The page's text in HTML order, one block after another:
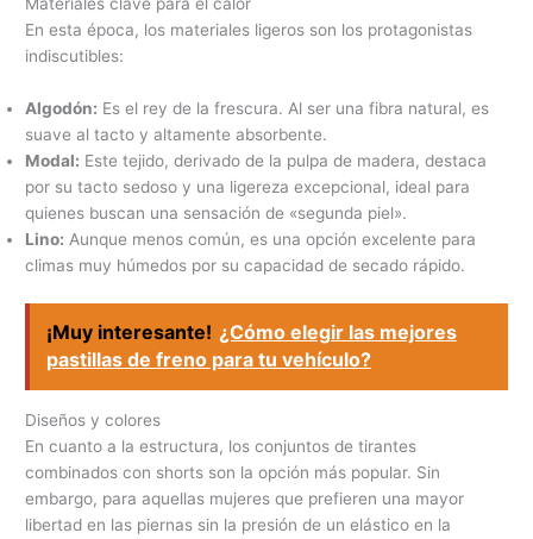
En esta época, los materiales ligeros son los protagonistas
indiscutibles:
Algodón: Es el rey de la frescura. Al ser una fibra natural, es
suave al tacto y altamente absorbente.
Modal: Este tejido, derivado de la pulpa de madera, destaca
por su tacto sedoso y una ligereza excepcional, ideal para
quienes buscan una sensación de «segunda piel».
Lino: Aunque menos común, es una opción excelente para
climas muy húmedos por su capacidad de secado rápido.
¡Muy interesante! ¿Cómo elegir las mejores
pastillas de freno para tu vehículo?
Diseños y colores
En cuanto a la estructura, los conjuntos de tirantes
combinados con shorts son la opción más popular. Sin
embargo, para aquellas mujeres que prefieren una mayor
libertad en las piernas sin la presión de un elástico en la